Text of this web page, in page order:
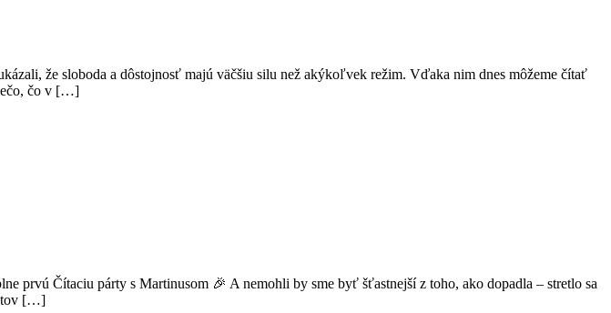
že sloboda a dôstojnosť majú väčšiu silu než akýkoľvek režim. Vďaka nim dnes môžeme čítať
čo v […]
prvú Čítaciu párty s Martinusom 🎉 A nemohli by sme byť šťastnejší z toho, ako dopadla – stretlo sa
[…]